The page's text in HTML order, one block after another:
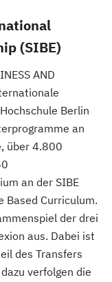
(SIBE)
AND
Berlin
an
über 4.800
an der SIBE
Based Curriculum.
der drei
aus. Dabei ist
des Transfers
verfolgen die